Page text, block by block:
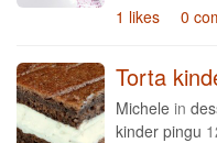
1 likes
0
Torta
Michele in
kinder pingu